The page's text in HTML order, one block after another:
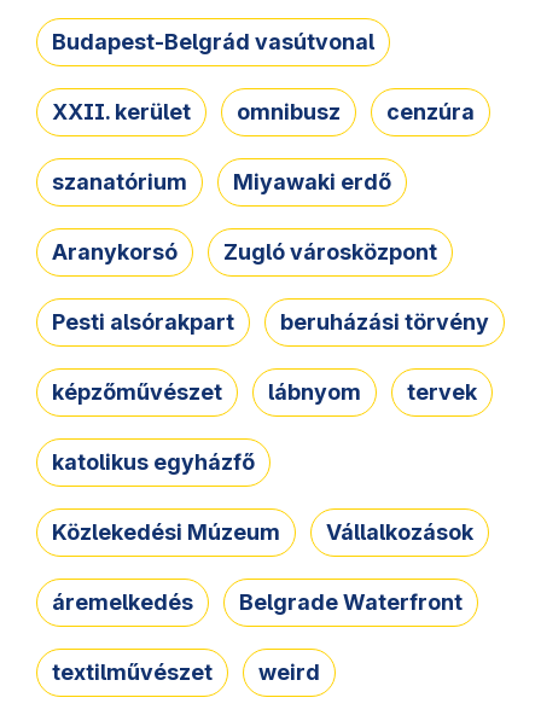
Budapest-Belgrád vasútvonal
XXII. kerület omnibusz cenzúra
szanatórium Miyawaki erdő
Aranykorsó Zugló városközpont
Pesti alsórakpart beruházási törvény
képzőművészet lábnyom tervek
katolikus egyházfő
Közlekedési Múzeum Vállalkozások
áremelkedés Belgrade Waterfront
textilművészet weird